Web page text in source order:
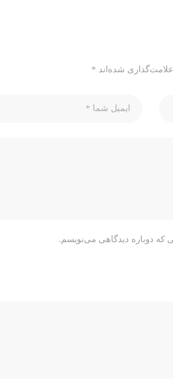
شده‌اند *
که دوباره دیدگاهی می‌نویسم.